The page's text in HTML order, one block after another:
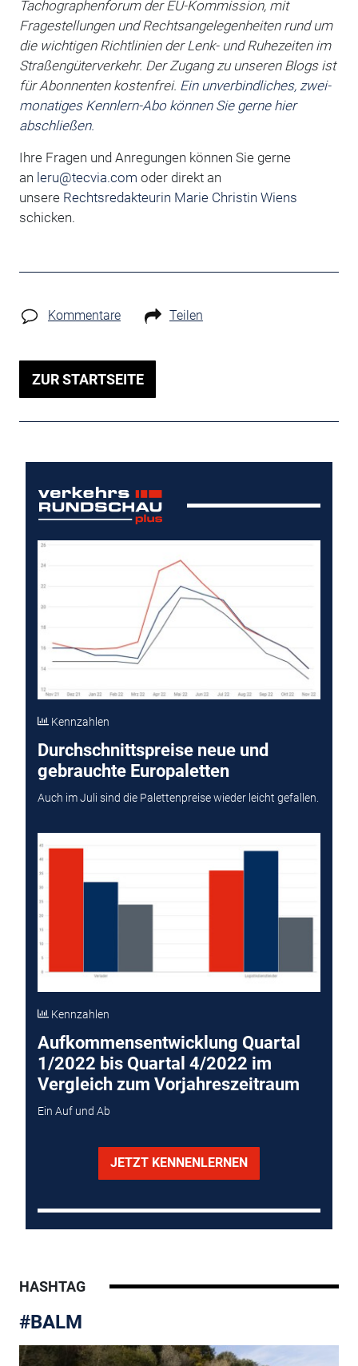
Tachographenforum der EU-Kommission, mit
Fragestellungen und Rechtsangelegenheiten rund um
die wichtigen Richtlinien der Lenk- und Ruhezeiten im
Straßengüterverkehr. Der Zugang zu unseren Blogs ist
für Abonnenten kostenfrei. Ein unverbindliches, zwei-
monatiges Kennlern-Abo können Sie gerne hier
abschließen.
Ihre Fragen und Anregungen können Sie gerne
an leru@tecvia.com oder direkt an
unsere Rechtsredakteurin Marie Christin Wiens
schicken.
Kommentare Teilen
ZUR STARTSEITE
Kennzahlen
Durchschnittspreise neue und
gebrauchte Europaletten
Auch im Juli sind die Palettenpreise wieder leicht gefallen.
Kennzahlen
Aufkommensentwicklung Quartal
1/2022 bis Quartal 4/2022 im
Vergleich zum Vorjahreszeitraum
Ein Auf und Ab
JETZT KENNENLERNEN
HASHTAG
#BALM